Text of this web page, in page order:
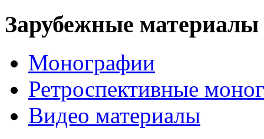
Зарубежные материалы
Монографии
Ретроспективные
Видео материалы